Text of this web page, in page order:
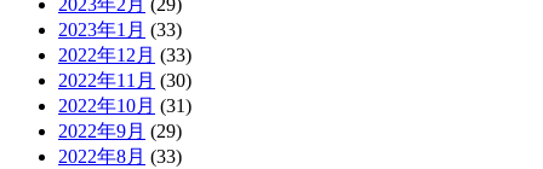
2023年1月 (33)
2022年12月 (33)
2022年11月 (30)
2022年10月 (31)
2022年9月 (29)
2022年8月 (33)